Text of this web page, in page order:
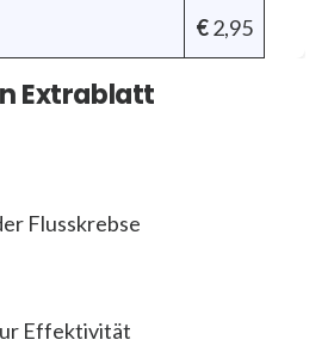
€2,95
Extrablatt
Flusskrebse
Effektivität